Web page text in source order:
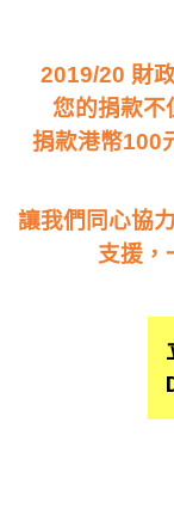
2019/20 財
您的捐款不
捐款港幣100
讓我們同心協
支援，